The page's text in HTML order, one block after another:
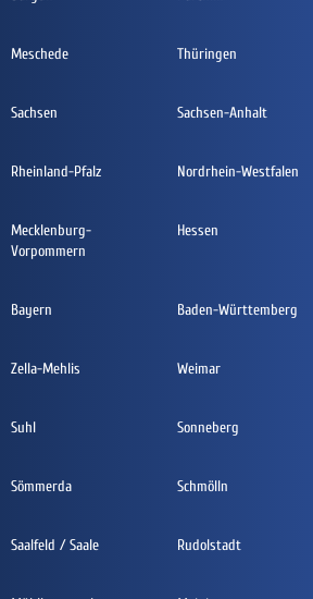
Meschede Thüringen
Sachsen Sachsen-Anhalt
Rheinland-Pfalz Nordrhein-Westfalen
Mecklenburg-
Vorpommern
Hessen
Bayern Baden-Württemberg
Zella-Mehlis Weimar
Suhl Sonneberg
Sömmerda Schmölln
Saalfeld / Saale Rudolstadt